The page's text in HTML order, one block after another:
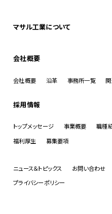
マサル工業について
会社概要
会社概要 沿革 事務所一覧
採用情報
トップメッセージ 事業概要 職種
福利厚生
募集要項
ニュース＆トピックス お問い合わせ
プライバシーポリシー